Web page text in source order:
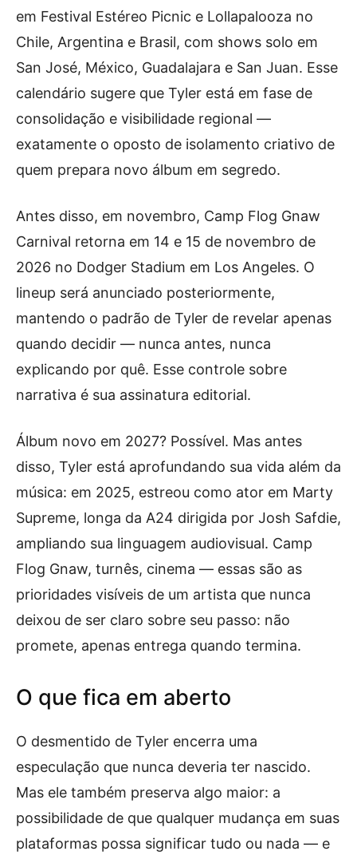
em Festival Estéreo Picnic e Lollapalooza no
Chile, Argentina e Brasil, com shows solo em
San José, México, Guadalajara e San Juan. Esse
calendário sugere que Tyler está em fase de
consolidação e visibilidade regional —
exatamente o oposto de isolamento criativo de
quem prepara novo álbum em segredo.
Antes disso, em novembro, Camp Flog Gnaw
Carnival retorna em 14 e 15 de novembro de
2026 no Dodger Stadium em Los Angeles. O
lineup será anunciado posteriormente,
mantendo o padrão de Tyler de revelar apenas
quando decidir — nunca antes, nunca
explicando por quê. Esse controle sobre
narrativa é sua assinatura editorial.
Álbum novo em 2027? Possível. Mas antes
disso, Tyler está aprofundando sua vida além da
música: em 2025, estreou como ator em Marty
Supreme, longa da A24 dirigida por Josh Safdie,
ampliando sua linguagem audiovisual. Camp
Flog Gnaw, turnês, cinema — essas são as
prioridades visíveis de um artista que nunca
deixou de ser claro sobre seu passo: não
promete, apenas entrega quando termina.
O que fica em aberto
O desmentido de Tyler encerra uma
especulação que nunca deveria ter nascido.
Mas ele também preserva algo maior: a
possibilidade de que qualquer mudança em suas
plataformas possa significar tudo ou nada — e